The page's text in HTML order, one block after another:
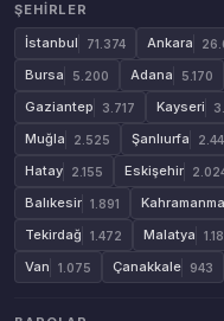
ŞEHIRLER
İstanbul
71.374 Ankara
Bursa 5.200 Adana 5.170
Gaziantep 3.717 Kayseri
Muğla 2.525 Şanlıurfa
Hatay 2.155 Eskişehir
Balıkesir 1.891
Tekirdağ 1.472 Malatya
Van 1.075 Çanakkale 943